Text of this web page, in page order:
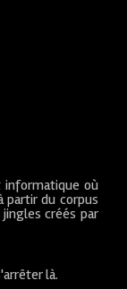
où
partir du corpus
créés par
là.